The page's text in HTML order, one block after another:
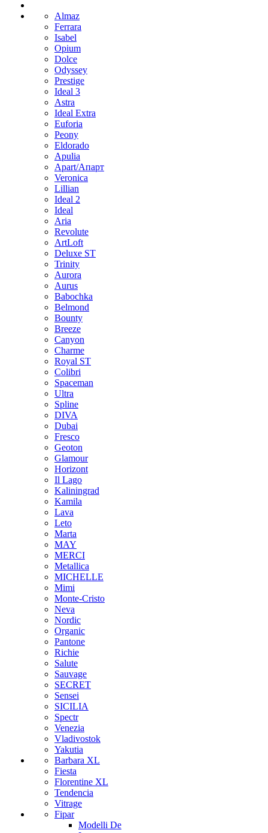
Almaz
Ferrara
Isabel
Opium
Dolce
Odyssey
Prestige
Ideal 3
Astra
Ideal Extra
Euforia
Peony
Eldorado
Apulia
Apart/Апарт
Veronica
Lillian
Ideal 2
Ideal
Aria
Revolute
ArtLoft
Deluxe ST
Trinity
Aurora
Aurus
Babochka
Belmond
Bounty
Breeze
Canуon
Charme
Royal ST
Colibri
Spaceman
Ultra
Spline
DIVA
Dubai
Fresco
Geoton
Glamour
Horizont
Il Lago
Kaliningrad
Kamila
Lava
Leto
Marta
MAY
MERCI
Metallica
MICHELLE
Mimi
Monte-Cristo
Neva
Nordic
Organic
Pantone
Richie
Salute
Sauvage
SECRET
Sensei
SICILIA
Spectr
Venezia
Vladivostok
Yakutia
Barbara XL
Fiesta
Florentine XL
Tendencia
Vitrage
Fipar
Modelli De